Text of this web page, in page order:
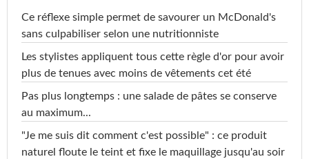
Ce réflexe simple permet de savourer un McDonald's
sans culpabiliser selon une nutritionniste
Les stylistes appliquent tous cette règle d'or pour avoir
plus de tenues avec moins de vêtements cet été
Pas plus longtemps : une salade de pâtes se conserve
au maximum...
"Je me suis dit comment c'est possible" : ce produit
naturel floute le teint et fixe le maquillage jusqu'au soir